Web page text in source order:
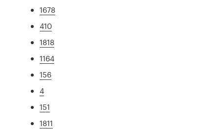
1678
410
1818
1164
156
4
151
1811